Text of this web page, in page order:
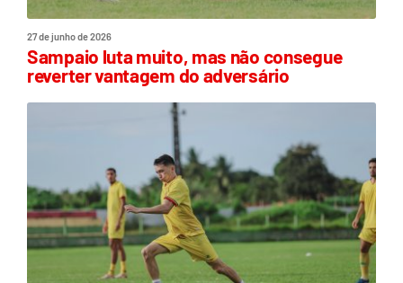
27 de junho de 2026
Sampaio luta muito, mas não consegue
reverter vantagem do adversário